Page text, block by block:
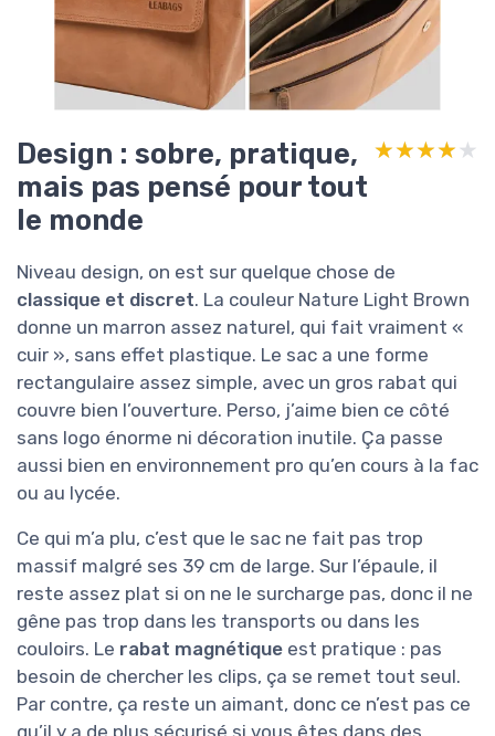
Design : sobre, pratique,
mais pas pensé pour tout
le monde
★★★★★
★★★★★
Niveau design, on est sur quelque chose de
classique et discret. La couleur Nature Light Brown
donne un marron assez naturel, qui fait vraiment «
cuir », sans effet plastique. Le sac a une forme
rectangulaire assez simple, avec un gros rabat qui
couvre bien l’ouverture. Perso, j’aime bien ce côté
sans logo énorme ni décoration inutile. Ça passe
aussi bien en environnement pro qu’en cours à la fac
ou au lycée.
Ce qui m’a plu, c’est que le sac ne fait pas trop
massif malgré ses 39 cm de large. Sur l’épaule, il
reste assez plat si on ne le surcharge pas, donc il ne
gêne pas trop dans les transports ou dans les
couloirs. Le rabat magnétique est pratique : pas
besoin de chercher les clips, ça se remet tout seul.
Par contre, ça reste un aimant, donc ce n’est pas ce